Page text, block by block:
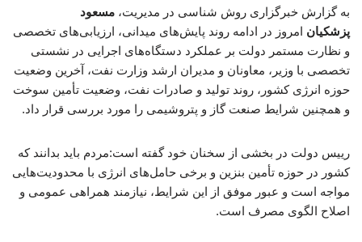
به گزارش خبرگزاری روش شناسی در مدیریت، مسعود
پزشکیان امروز در ادامه روند پایش‌های میدانی، ارزیابی‌های تخصصی
و نظارت مستمر دولت بر عملکرد دستگاه‌های اجرایی در نشستی
تخصصی با وزیر، معاونان و مدیران ارشد وزارت نفت، آخرین وضعیت
حوزه انرژی کشور، روند تولید و صادرات نفت، وضعیت تأمین سوخت
و همچنین شرایط صنعت گاز و پتروشیمی را مورد بررسی قرار داد.
رییس دولت در بخشی از سخنان خود گفته است:مردم باید بدانند که
کشور در حوزه تأمین بنزین و برخی حامل‌های انرژی با محدودیت‌هایی
مواجه است و عبور موفق از این شرایط، نیازمند همراهی عمومی و
اصلاح الگوی مصرف است.